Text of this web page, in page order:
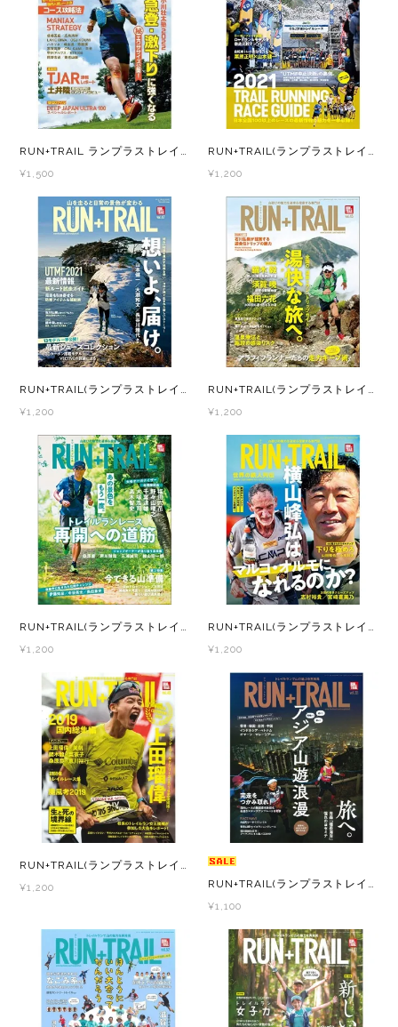
セット
INSTINCT(インスティンクト)
Joe Nimble(ジョー ニンブル)
Lithe Apparel（ライテ アパレル）
LUNA SANDALS(ルナサンダル)
MARSQUEST(マーズクエスト)
MERRELL(メレル)
milestone(マイルストーン)
MMA(マウンテンマーシャルアーツ)
MOUNTAIN HARD WEAR(マウンテンハー
ドウェア)
MYSTERY RANCH (ミステリーランチ)
New Era(ニューエラ)
New-HALE(ニューハレ)
NNORMAL(ノーマル)
NORTEC (ノルテック)
ODLO (オドロ )
OLENO(オレノ)
OMM(オリジナルマウンテンマラソン)
Outdoor Research (アウトドアリサーチ)
PaaGo WORKS(パーゴワークス)
RUN+TRAIL ランプラストレイル Vol.56 - トレラン マガジン -
¥1,500
RUN+TRAIL(ランプラストレイル) Vol.48 山遊びの魅力を追求＆提案する専門誌
¥1,200
¥1,200 ¥1,200
RUN+TRAIL(ランプラストレイル) Vol.43 山遊びの魅力を追求＆提案する専門誌
¥1,200
RUN+TRAIL(ランプラストレイル) Vol.42 山遊びの魅力を追求＆提案する専門誌
¥1,200
RUN+TRAIL(ランプラストレイル) Vol.40 山遊びの魅力を追求＆提案する専門誌
¥1,200 RUN+TRAIL(ランプラストレイル) Vol.35 山遊びの魅力を追求＆提案する専門誌
¥1,100